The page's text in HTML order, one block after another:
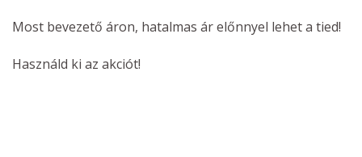
Most bevezető áron, hatalmas ár előnnyel lehet a tied!
Használd ki az akciót!